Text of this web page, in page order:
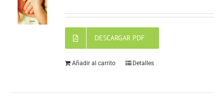
DESCARGAR PDF
Añadir al carrito Detalles